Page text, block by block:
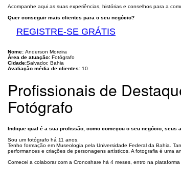
Acompanhe aqui as suas experiências, histórias e conselhos para a
Quer conseguir mais clientes para o seu negócio?
REGISTRE-SE GRÁTIS
Nome: Anderson Moreira
Área de atuação: Fotógrafo
Cidade:Salvador, Bahia
Avaliação média de clientes: 10
Profissionais de
Fotógrafo
Indique qual é a sua profissão, como começou o seu negócio, seus
Sou um fotógrafo há 11 anos.
Tenho formação em Museologia pela Universidade Federal da Bahia.
performances e criações de personagens artísticos. A fotografia é uma
Comecei a colaborar com a Cronoshare há 4 meses, entro na plataforma